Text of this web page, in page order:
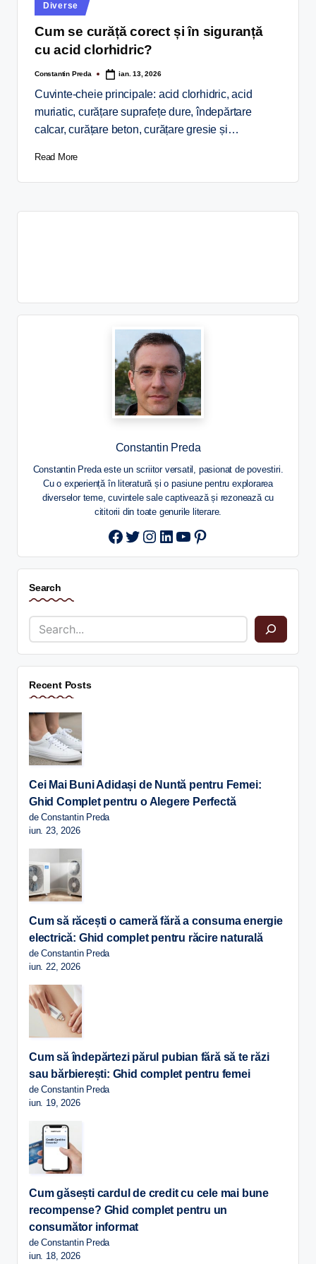
Diverse
Cum se curăță corect și în siguranță
cu acid clorhidric?
Constantin Preda ian. 13, 2026
Cuvinte-cheie principale: acid clorhidric, acid
muriatic, curățare suprafețe dure, îndepărtare
calcar, curățare beton, curățare gresie și…
Read More
Constantin Preda
Constantin Preda este un scriitor versatil, pasionat de povestiri.
Cu o experiență în literatură și o pasiune pentru explorarea
diverselor teme, cuvintele sale captivează și rezonează cu
cititorii din toate genurile literare.
Twitter
Instagram
LinkedIn
YouTube
Pinterest
Search
Recent Posts
Cei Mai Buni Adidași de Nuntă pentru Femei:
Ghid Complet pentru o Alegere Perfectă
de Constantin Preda
iun. 23, 2026
Cum să răcești o cameră fără a consuma energie
electrică: Ghid complet pentru răcire naturală
de Constantin Preda
iun. 22, 2026
Cum să îndepărtezi părul pubian fără să te răzi
sau bărbierești: Ghid complet pentru femei
de Constantin Preda
iun. 19, 2026
Cum găsești cardul de credit cu cele mai bune
recompense? Ghid complet pentru un
consumător informat
de Constantin Preda
iun. 18, 2026